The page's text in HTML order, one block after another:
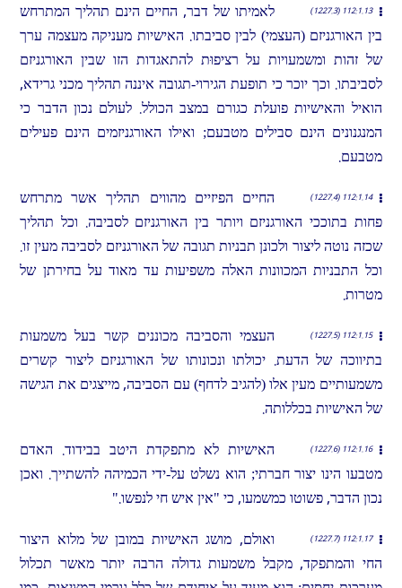
112:1.13 (1227.3)
לאמיתו של דבר, החיים הינם תהליך המתרחש
בין האורגניזם (העצמי) לבין סביבתו. האישיות מעניקה מעצמה ערך
של זהות ומשמעויות על רציפוּת להתאגדות הזו שבין האורגניזם
לסביבתו. וכך יוכר כי תופעת הגירוי-תגובה איננה תהליך מכני גרידא,
הואיל והאישיות פועלת כגורם במצב הכולל. לעולם נכון הדבר כי
המנגנונים הינם סבילים מטבעם; ואילו האורגניזמים הינם פעילים
מטבעם.
112:1.14 (1227.4)
החיים הפיזיים מהווים תהליך אשר מתרחש
פחות בתוככי האורגניזם ויותר בין האורגניזם לסביבה. וכל תהליך
שכזה נוטה ליצור ולכונן תבניות תגובה של האורגניזם לסביבה מעין זו.
וכל התבניות המכוונות האלה משפיעות עד מאוד על בחירתן של
מטרות.
112:1.15 (1227.5)
העצמי והסביבה מכוננים קשר בעל משמעות
בתיווכה של הדעת. יכולתו ונכונותו של האורגניזם ליצור קשרים
משמעותיים מעין אלו (להגיב לדחף) עם הסביבה, מייצגים את הגישה
של האישיות בכללותה.
112:1.16 (1227.6)
האישיות לא מתפקדת היטב בבידוד. האדם
מטבעו הינו יצור חברתי; הוא נשלט על-ידי הכמיהה להשתייך. ואכן
נכון הדבר, פשוטו כמשמעו, כי "אין איש חי לנפשו."
112:1.17 (1227.7)
ואולם, מושג האישיות במובן של מלוא היצור
החי והמתפקד, מקבל משמעות גדולה הרבה יותר מאשר תכלול